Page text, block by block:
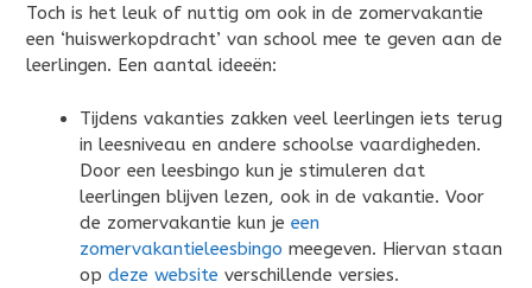
Toch is het leuk of nuttig om ook in de zomervakantie
een ‘huiswerkopdracht’ van school mee te geven aan de
leerlingen. Een aantal ideeën:
Tijdens vakanties zakken veel leerlingen iets terug
in leesniveau en andere schoolse vaardigheden.
Door een leesbingo kun je stimuleren dat
leerlingen blijven lezen, ook in de vakantie. Voor
de zomervakantie kun je een
zomervakantieleesbingo meegeven. Hiervan staan
op deze website verschillende versies.